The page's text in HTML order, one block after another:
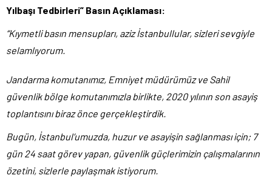
Yılbaşı Tedbirleri” Basın Açıklaması:
“Kıymetli basın mensupları, aziz İstanbullular, sizleri sevgiyle
selamlıyorum.
Jandarma komutanımız, Emniyet müdürümüz ve Sahil
güvenlik bölge komutanımızla birlikte, 2020 yılının son asayiş
toplantısını biraz önce gerçekleştirdik.
Bugün, İstanbul’umuzda, huzur ve asayişin sağlanması için; 7
gün 24 saat görev yapan, güvenlik güçlerimizin çalışmalarının
özetini, sizlerle paylaşmak istiyorum.